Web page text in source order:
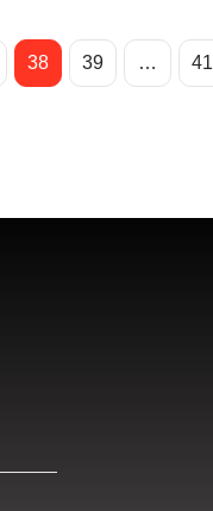
38 39 … 41